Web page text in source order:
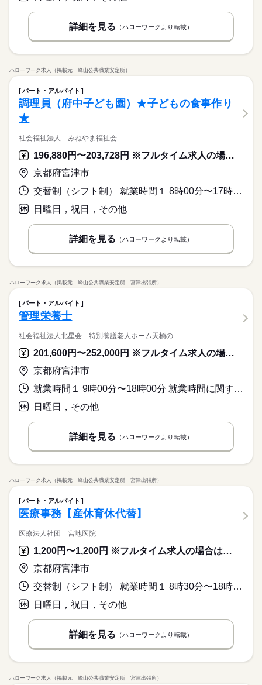
詳細を見る （ハローワークより転載）
ハローワーク求人（掲載元：峰山公共職業安定所）
パート・アルバイト
調理員（府中子ども園）★子どもの食事作り
★
社会福祉法人 みねやま福祉会
196,880円〜203,728円 ※フルタイム求人の場合は月額（換算額）、パート求人の場合は時間額を表示しています。
京都府宮津市
交替制（シフト制） 就業時間１ 8時00分〜17時00分
日曜日，祝日，その他
詳細を見る （ハローワークより転載）
ハローワーク求人（掲載元：峰山公共職業安定所 宮津出張所）
パート・アルバイト
管理栄養士
社会福祉法人北星会 特別養護老人ホーム天橋の...
201,600円〜252,000円 ※フルタイム求人の場合は月額（換算額）、パート求人の場合は時間額を表示しています。
京都府宮津市
就業時間１ 9時00分〜18時00分 就業時間に関する特記事項 就業時間帯及び就業時間数は相談に応じます。
日曜日，その他
詳細を見る （ハローワークより転載）
ハローワーク求人（掲載元：峰山公共職業安定所 宮津出張所）
パート・アルバイト
医療事務【産休育休代替】
医療法人社団 宮地医院
1,200円〜1,200円 ※フルタイム求人の場合は月額（換算額）、パート求人の場合は時間額を表示しています。
京都府宮津市
交替制（シフト制） 就業時間１ 8時30分〜18時00分 就業時間２ 8時30分〜12時30分 就業時間に関する特記事項 （１）は月、火、木、金 ※１２～１５時が休憩
日曜日，祝日，その他
詳細を見る （ハローワークより転載）
ハローワーク求人（掲載元：峰山公共職業安定所 宮津出張所）